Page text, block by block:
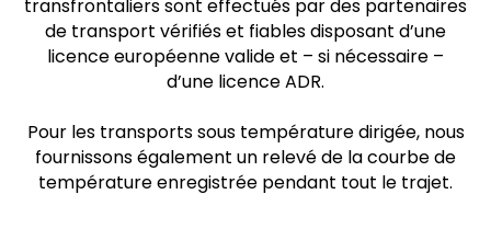
Remarque
Nous sommes certifiésISO 9001. Tous les transports
de transport vérifiés et fiables disposant d’une
licence européenne valide et – si nécessaire –
d’une licence ADR.